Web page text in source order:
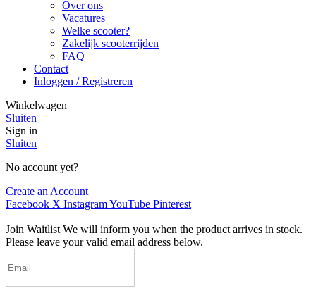
Over ons
Vacatures
Welke scooter?
Zakelijk scooterrijden
FAQ
Contact
Inloggen / Registreren
Winkelwagen
Sluiten
Sign in
Sluiten
No account yet?
Create an Account
Facebook X InstagramYouTube Pinterest
Join Waitlist We will inform you when the product arrives in stock.
Please leave your valid email address below.